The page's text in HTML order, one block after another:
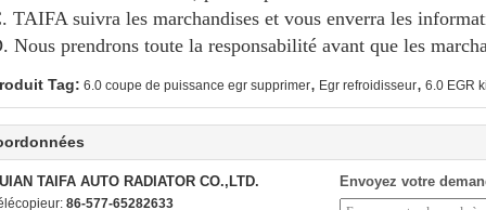
TAIFA suivra les marchandises et vous enverra les
Nous prendrons toute la responsabilité avant que les
Tag: 6.0 coupe de puissance egr supprimer, Egr refroidisseur, 6.0 EGR
TAIFA AUTO RADIATOR CO.,LTD.
86-577-65282633
Envoyez votre